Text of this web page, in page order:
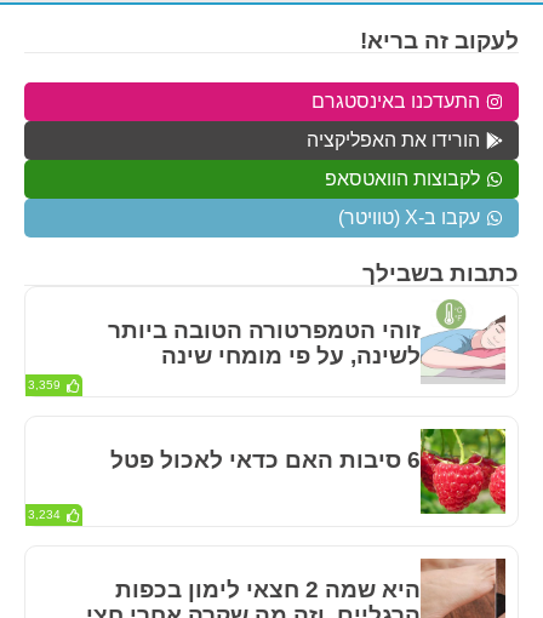
כתבות בשבילך
זוהי הטמפרטורה הטובה ביותר
לשינה, על פי מומחי שינה
3,359
6 סיבות האם כדאי לאכול פטל
3,234
היא שמה 2 חצאי לימון בכפות
לעקוב זה בריא!
התעדכנו באינסטגרם
הורידו את האפליקציה
לקבוצות הוואטסאפ
עקבו ב-X (טוויטר)